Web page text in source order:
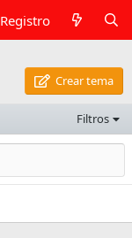
Registro
Crear tema
Filtros